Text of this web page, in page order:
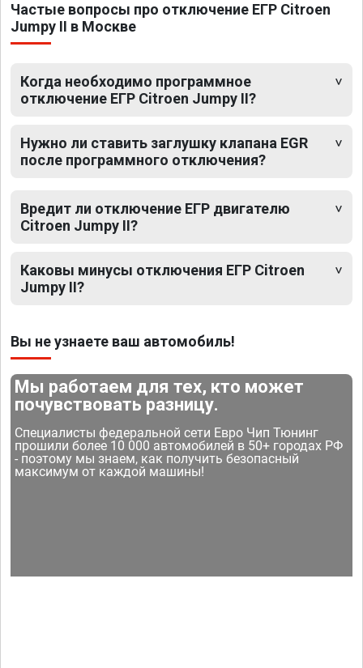
Частые вопросы про отключение ЕГР Citroen
Jumpy II в Москве
Когда необходимо программное
отключение ЕГР Citroen Jumpy II?
Нужно ли ставить заглушку клапана EGR
после программного отключения?
Вредит ли отключение ЕГР двигателю
Citroen Jumpy II?
Каковы минусы отключения ЕГР Citroen
Jumpy II?
Вы не узнаете ваш автомобиль!
Мы работаем для тех, кто может
почувствовать разницу.
Специалисты федеральной сети Евро Чип Тюнинг
прошили более 10 000 автомобилей в 50+ городах РФ
- поэтому мы знаем, как получить безопасный
максимум от каждой машины!